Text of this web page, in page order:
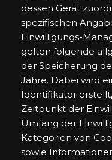
dessen Gerät
spezifischen
Einwilligungs-
gelten folgende
der Speicherung
Jahre. Dabei wird
Identifikator
Zeitpunkt der
Umfang der
Kategorien von
sowie